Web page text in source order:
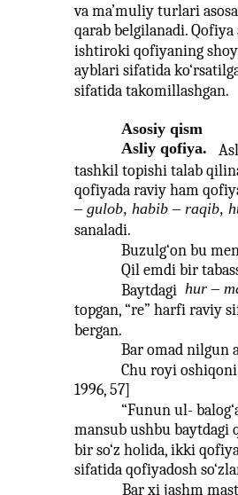
va ma’muliy turlari
qarab belgilanadi.
ishtiroki qofiyaning
ayblari sifatida
sifatida takomillashgan.
Asosiy qism
Asliy qofiya.
tashkil topishi talab
qofiyada raviy ham
– gulob, habib – raqib,
sanaladi.
Buzulg‘on bu
Qil emdi bir
Baytdagi hur –
topgan, “re” harfi raviy
bergan.
Bar omad nilgun
Chu royi
1996, 57]
“Funun ul-
mansub ushbu baytdagi
bir so‘z holida, ikki
sifatida qofiyadosh
Bar xi jashm